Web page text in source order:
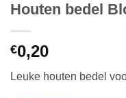
Houten bedel
€0,20
Leuke houten bedel